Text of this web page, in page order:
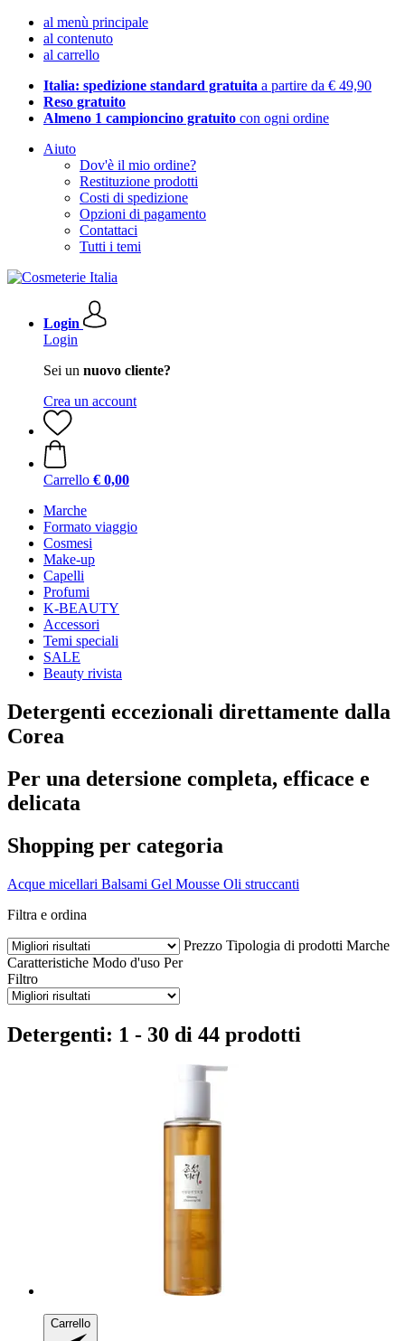
al menù principale
al contenuto
al carrello
Italia: spedizione standard gratuita a partire da € 49,90
Reso gratuito
Almeno 1 campioncino gratuito con ogni ordine
Aiuto
Dov'è il mio ordine?
Restituzione prodotti
Costi di spedizione
Opzioni di pagamento
Contattaci
Tutti i temi
Login
Login
Sei un nuovo cliente?
Crea un account
Carrello € 0,00
Marche
Formato viaggio
Cosmesi
Make-up
Capelli
Profumi
K-BEAUTY
Accessori
Temi speciali
SALE
Beauty rivista
Detergenti eccezionali direttamente dalla
Corea
Per una detersione completa, efficace e
delicata
Shopping per categoria
Acque micellari Balsami Gel Mousse Oli struccanti
Filtra e ordina
Prezzo Tipologia di prodotti Marche
Caratteristiche Modo d'uso Per
Filtro
Detergenti: 1 - 30 di 44 prodotti
Carrello